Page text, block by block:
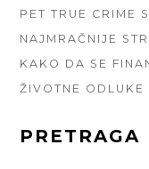
PET TRUE CRIME
NAJMRAČNIJE
KAKO DA SE
ŽIVOTNE ODLUKE
PRETRAGA